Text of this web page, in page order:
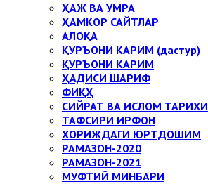
ҲАЖ ВА УМРА
ҲАМКОР САЙТЛАР
АЛОҚА
ҚУРЪОНИ КАРИМ (дастур)
ҚУРЪОНИ КАРИМ
ҲАДИСИ ШАРИФ
ФИҚҲ
СИЙРАТ ВА ИСЛОМ ТАРИХИ
ТАФСИРИ ИРФОН
ХОРИЖДАГИ ЮРТДОШИМ
РАМАЗОН-2020
РАМАЗОН-2021
МУФТИЙ МИНБАРИ